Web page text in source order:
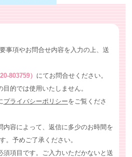
事項やお問合せ内容を入力の上、送
803759） にてお問合せください。
的では使用いたしません。
プライバシーポリシーをご覧くださ
内容によって、返信に多少のお時間を
。予めご了承ください。
須項目です。ご入力いただかないと送